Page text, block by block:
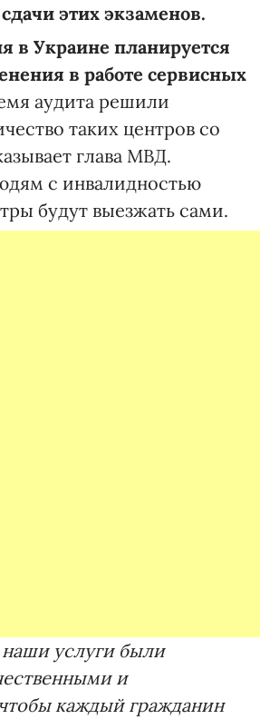
этих экзаменов.
в Украине планируется
в работе сервисных
аудита решили
таких центров со
глава МВД.
с инвалидностью
будут выезжать сами.
услуги были
и
каждый гражданин